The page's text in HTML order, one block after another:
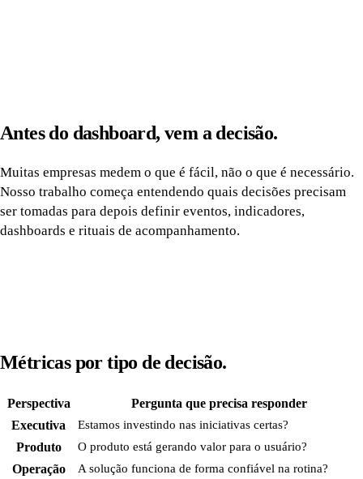
Antes do dashboard, vem a decisão.
Muitas empresas medem o que é fácil, não o que é necessário.
Nosso trabalho começa entendendo quais decisões precisam
ser tomadas para depois definir eventos, indicadores,
dashboards e rituais de acompanhamento.
Métricas por tipo de decisão.
Perspectiva
Pergunta que precisa responder
Executiva
Estamos investindo nas iniciativas certas?
Produto O produto está gerando valor para o usuário?
Operação A solução funciona de forma confiável na rotina?